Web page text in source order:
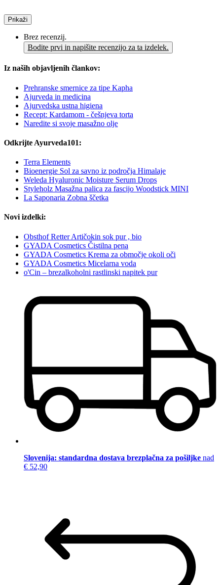
Prikaži
Brez recenzij.
Bodite prvi in napišite recenzijo za ta izdelek.
Iz naših objavljenih člankov:
Prehranske smernice za tipe Kapha
Ajurveda in medicina
Ajurvedska ustna higiena
Recept: Kardamom - češnjeva torta
Naredite si svoje masažno olje
Odkrijte Ayurveda101:
Terra Elements
Bioenergie Sol za savno iz področja Himalaje
Weleda Hyaluronic Moisture Serum Drops
Styleholz Masažna palica za fascijo Woodstick MINI
La Saponaria Zobna ščetka
Novi izdelki:
Obsthof Retter Artičokin sok pur , bio
GYADA Cosmetics Čistilna pena
GYADA Cosmetics Krema za območje okoli oči
GYADA Cosmetics Micelarna voda
o'Cin – brezalkoholni rastlinski napitek pur
Slovenija: standardna dostava brezplačna za pošiljke nad
€ 52,90